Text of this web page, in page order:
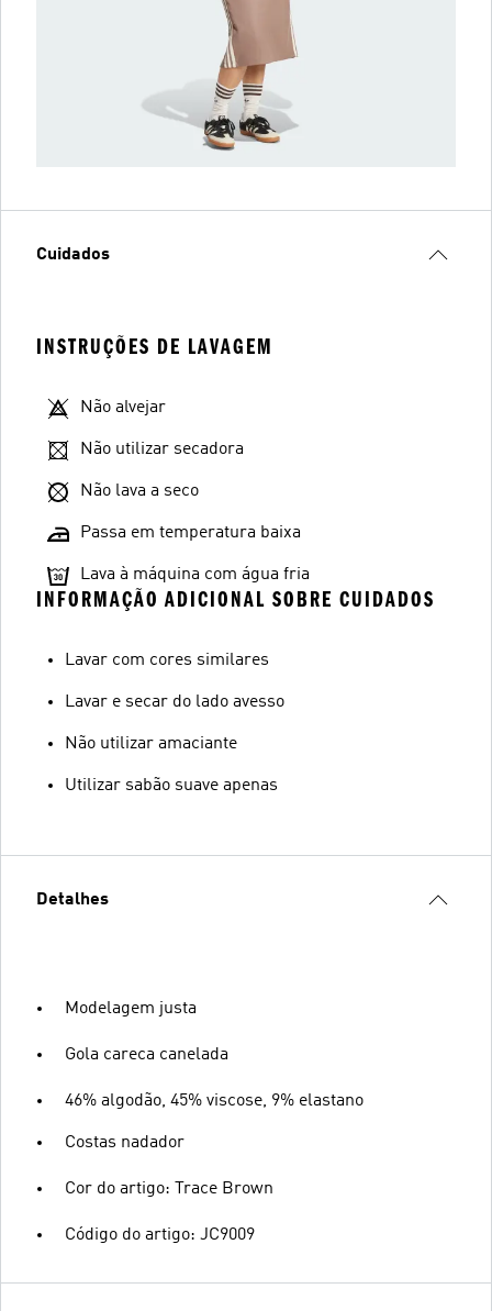
Cuidados
INSTRUÇÕES DE LAVAGEM
Não alvejar
Não utilizar secadora
Não lava a seco
Passa em temperatura baixa
Lava à máquina com água fria
INFORMAÇÃO ADICIONAL SOBRE CUIDADOS
Lavar com cores similares
Lavar e secar do lado avesso
Não utilizar amaciante
Utilizar sabão suave apenas
Detalhes
Modelagem justa
Gola careca canelada
46% algodão, 45% viscose, 9% elastano
Costas nadador
Cor do artigo: Trace Brown
Código do artigo: JC9009